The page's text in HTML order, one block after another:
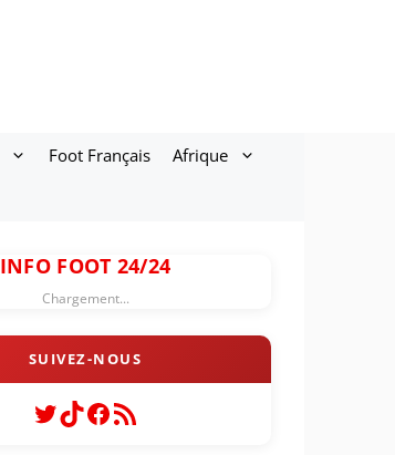
Foot Français Afrique
INFO FOOT 24/24
Chargement...
Twitter
TikTok
Facebook
Flux RSS